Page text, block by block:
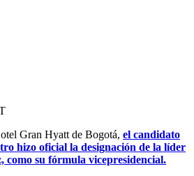
Gran Hyatt de Bogotá, el candidato
hizo oficial la designación de la líder
como su fórmula vicepresidencial.